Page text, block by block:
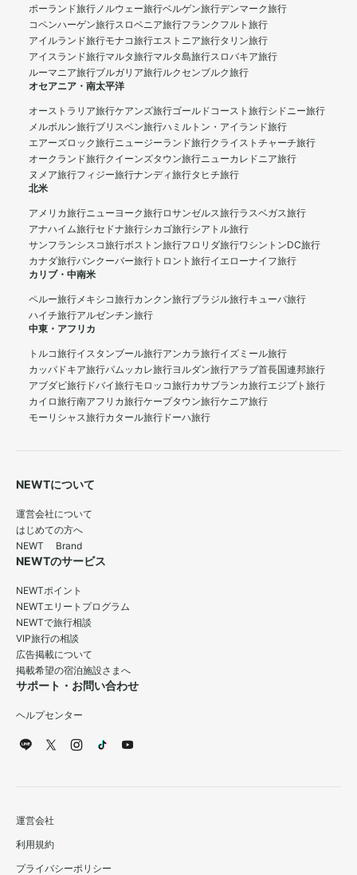
ポーランド旅行ノルウェー旅行ベルゲン旅行デンマーク旅行
コペンハーゲン旅行スロベニア旅行フランクフルト旅行
アイルランド旅行モナコ旅行エストニア旅行タリン旅行
アイスランド旅行マルタ旅行マルタ島旅行スロバキア旅行
ルーマニア旅行ブルガリア旅行ルクセンブルク旅行
オセアニア・南太平洋
オーストラリア旅行ケアンズ旅行ゴールドコースト旅行シドニー旅行
メルボルン旅行ブリスベン旅行ハミルトン・アイランド旅行
エアーズロック旅行ニュージーランド旅行クライストチャーチ旅行
オークランド旅行クイーンズタウン旅行ニューカレドニア旅行
ヌメア旅行フィジー旅行ナンディ旅行タヒチ旅行
北米
アメリカ旅行ニューヨーク旅行ロサンゼルス旅行ラスベガス旅行
アナハイム旅行セドナ旅行シカゴ旅行シアトル旅行
サンフランシスコ旅行ボストン旅行フロリダ旅行ワシントンDC旅行
カナダ旅行バンクーバー旅行 トロント旅行イエローナイフ旅行
カリブ・中南米
ペルー旅行メキシコ旅行カンクン旅行ブラジル旅行キューバ旅行
ハイチ旅行アルゼンチン旅行
中東・アフリカ
トルコ旅行イスタンブール旅行アンカラ旅行イズミール旅行
カッパドキア旅行パムッカレ旅行ヨルダン旅行アラブ首長国連邦旅行
アブダビ旅行 ドバイ旅行モロッコ旅行カサブランカ旅行エジプト旅行
カイロ旅行南アフリカ旅行ケープタウン旅行ケニア旅行
モーリシャス旅行カタール旅行 ドーハ旅行
NEWTについて
運営会社について
はじめての方へ
NEWT Brand
NEWTのサービス
NEWTポイント
NEWTエリートプログラム
NEWTで旅行相談
VIP旅行の相談
広告掲載について
掲載希望の宿泊施設さまへ
サポート・お問い合わせ
ヘルプセンター
運営会社
利用規約
プライバシーポリシー